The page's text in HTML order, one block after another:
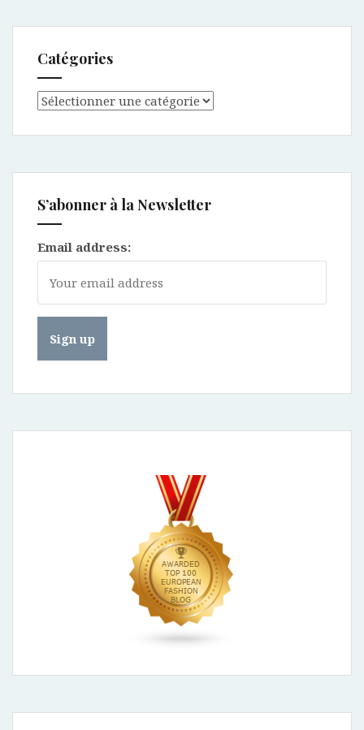
Catégories
Catégories
S’abonner à la Newsletter
Email address: